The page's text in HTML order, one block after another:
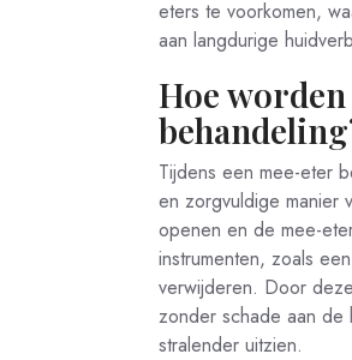
eters te voorkomen,
aan langdurige
Hoe
Tijdens een mee-eter
en zorgvuldige manier
openen en de mee-
instrumenten, zoals
verwijderen. Door
zonder schade aan
stralender uitzien.